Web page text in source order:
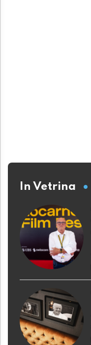
In Vetrina